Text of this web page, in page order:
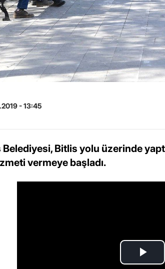
- 13:45
Belediyesi, Bitlis yolu üzerinde
vermeye başladı.